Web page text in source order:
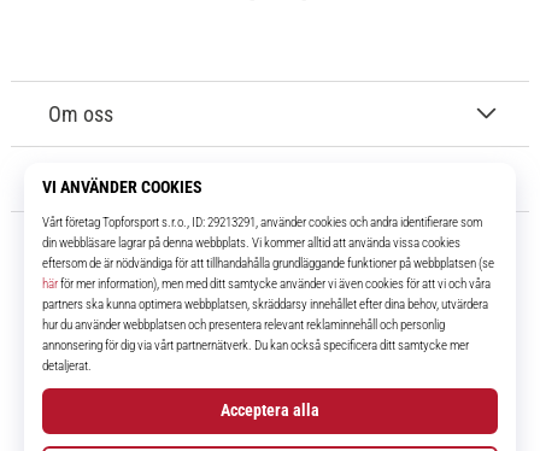
11teamsports.se
I över 16 år har vi varit dina lagkamrater, vilket ger dig de bästa och
senaste fotbollsprodukterna.
FacebookInstagramYouTube
Om oss
Kundtjänst